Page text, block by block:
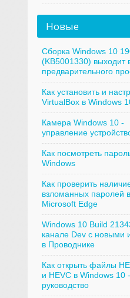
Новые
Сборка Windows 10
(KB5001330) выходит
предварительного
Как установить и
VirtualBox в Windows
Камера Windows 10 -
управление
Как посмотреть
Windows
Как проверить
взломанных паролей в
Microsoft Edge
Windows 10 Build
канале Dev с новыми
в Проводнике
Как открыть файлы
и HEVC в Windows 10
руководство